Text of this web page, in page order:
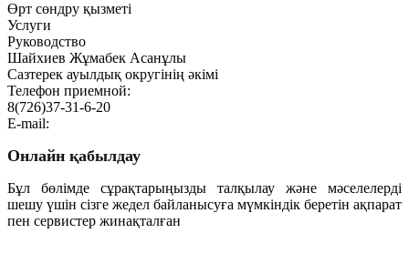
Өрт сөндру қызметі
Услуги
Руководство
Шайхиев Жұмабек Асанұлы
Сазтерек ауылдық округінің әкімі
Телефон приемной:
8(726)37-31-6-20
E-mail:
Онлайн қабылдау
Бұл бөлімде сұрақтарыңызды талқылау және мәселелерді
шешу үшін сізге жедел байланысуға мүмкіндік беретін ақпарат
пен сервистер жинақталған